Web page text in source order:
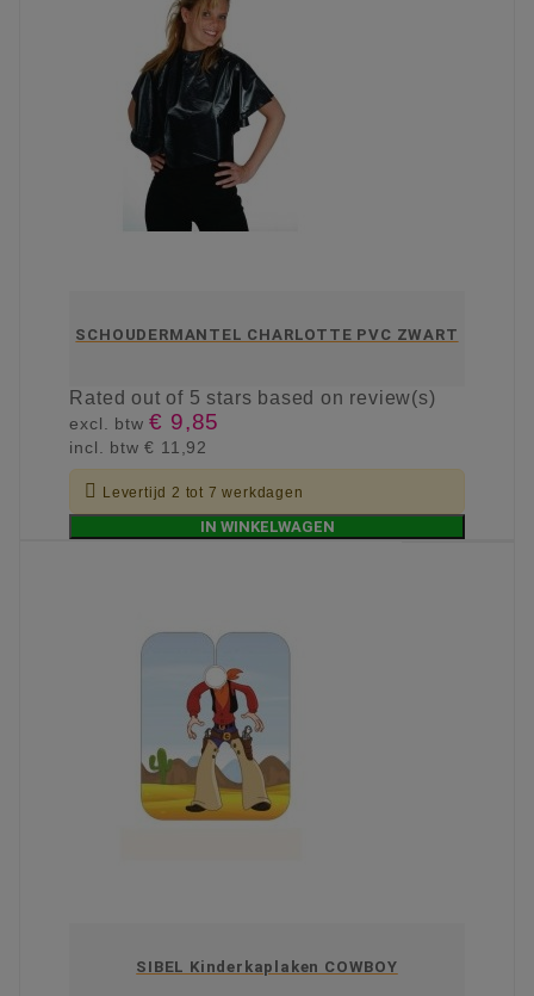
SCHOUDERMANTEL CHARLOTTE PVC ZWART
Ratedout of 5 stars based on review(s)
excl. btw€ 9,85
incl. btw€ 11,92
 Levertijd 2 tot 7 werkdagen
IN WINKELWAGEN
SIBEL Kinderkaplaken COWBOY